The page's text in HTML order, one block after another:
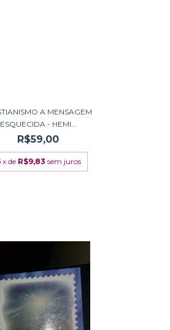
A MENSAGEM
ESQUECIDA - HEMI...
R$59,00
x de R$9,83 sem juros